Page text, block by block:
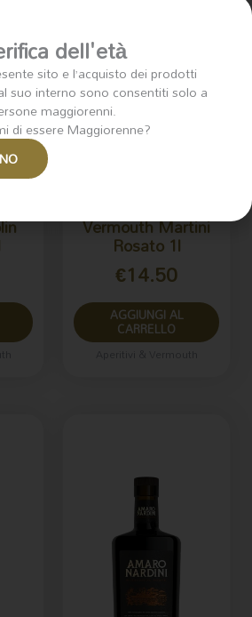
Vermouth Martini
Rosato 1l
€14.50
AGGIUNGI AL
CARRELLO
dell'età
sito e l’acquisto dei prodotti
suo interno sono consentiti solo a
maggiorenni.
di essere Maggiorenne?
NO